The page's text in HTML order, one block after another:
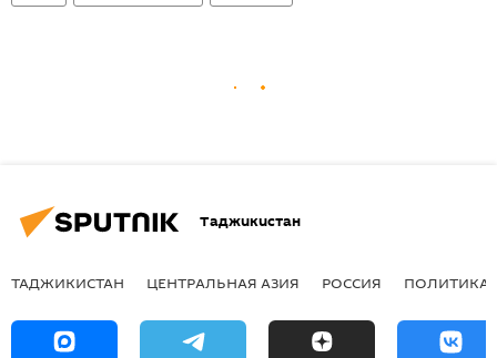
Таджикистан
ТАДЖИКИСТАН ЦЕНТРАЛЬНАЯ АЗИЯ РОССИЯ ПОЛИТИКА